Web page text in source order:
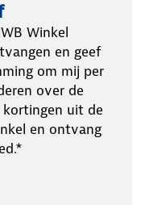
Winkel
en geef
om mij per
over de
kortingen uit de
en ontvang